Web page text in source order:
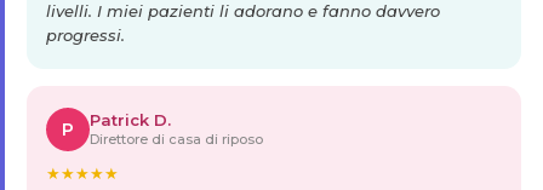
livelli. I miei pazienti li adorano e fanno davvero
progressi.
P Patrick D.
Direttore di casa di riposo
★★★★★